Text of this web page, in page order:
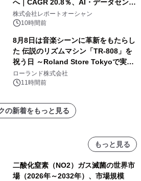
へ｜CAGR 20.8％、AI・データセンタ
ー需要が成長を牽引
株式会社レポートオーシャン
10時間前
8月8日は音楽シーンに革新をもたらし
た 伝説のリズムマシン「TR-808」を
祝う日 ～Roland Store Tokyoで実機
を展示しての 記念キャンペーンを開
催 英国ラジオ「NTS」の 特別プログ
アーティストを フィーチャーしたアニ
メーションを公開～
ローランド株式会社
11時間前
の新着をもっと見る
もっと見る
二酸化窒素（NO2）ガス滅菌の世界市
場（2026年～2032年）、市場規模